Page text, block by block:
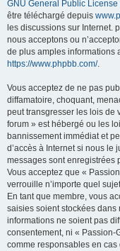
GNU General Public License
être téléchargé depuis
les discussions sur Internet.
nous acceptons ou
de plus amples informations
https://www.phpbb.com/.
Vous acceptez de ne pas
diffamatoire, choquant,
peut transgresser les lois de
forum » est hébergé ou les
bannissement immédiat et
d’accès à Internet si nous le
messages sont enregistrées
Vous acceptez que «
verrouille n’importe quel
En tant que membre, vous
saisies soient stockées
informations ne soient pas
consentement, ni « Passion-
comme responsables en